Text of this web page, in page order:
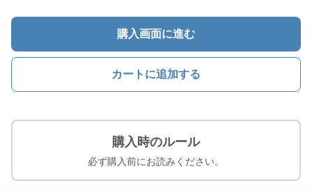
購入画面に進む
カートに追加する
購入時のルール
必ず購入前にお読みください。